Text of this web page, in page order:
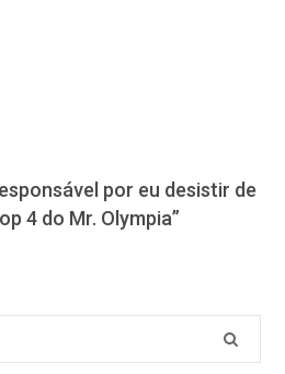
por eu desistir de
4 do Mr. Olympia”